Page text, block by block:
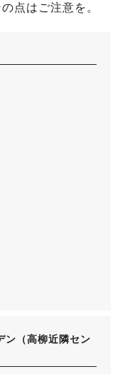
点はご注意を。
ン（高柳近隣セン